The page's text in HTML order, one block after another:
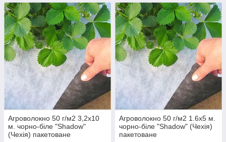
Агроволокно 50 г/м2 3,2х10
м. чорно-біле "Shadow"
(Чехія) пакетоване
Агроволокно 50 г/м2 1.6х5 м.
чорно-біле "Shadow" (Чехія)
пакетоване